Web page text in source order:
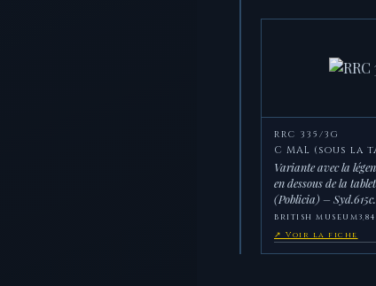
RRC 335/3G
C MAL (sous la
Variante avec la
en dessous de la
(Poblicia) – Syd.615c.
BRITISH MUSEUM
↗ Voir la fiche